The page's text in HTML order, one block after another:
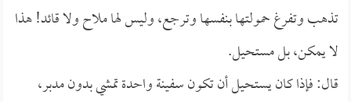
تذهب وتفرغ حمولتها بنفسها وترجع، وليس لها ملاح ولا قائد! هذا
لا يمكن، بل مستحيل.
قال: فإذا كان يستحيل أن تكون سفينة واحدة تمشي بدون مدبر،